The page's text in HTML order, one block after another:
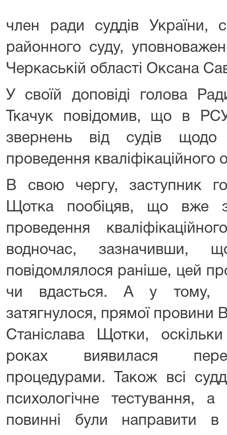
член ради суддів України,
районного суду,
Черкаській області Оксана
У своїй доповіді голова
Ткачук повідомив, що в
звернень від судів щодо
проведення кваліфікаційного
В свою чергу, заступник
Щотка пообіцяв, що вже з
проведення
водночас,
повідомлялося раніше, цей
чи вдасться. А у тому,
затягнулося, прямої
Станіслава Щотки,
роках виявилася
процедурами. Також всі
психологічне тестування, а
повинні були направити в